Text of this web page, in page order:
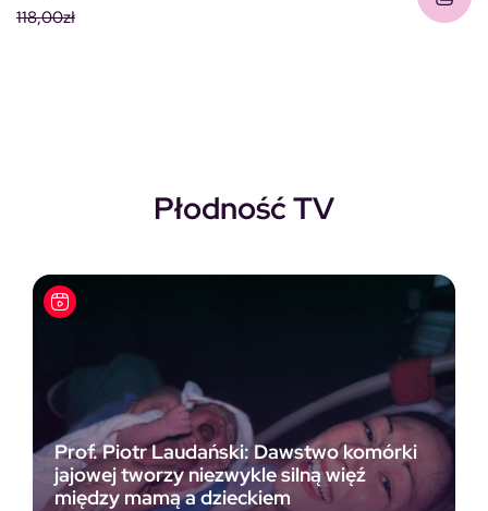
118,00zł
Płodność TV
Prof. Piotr Laudański: Dawstwo komórki
jajowej tworzy niezwykle silną więź
między mamą a dzieckiem